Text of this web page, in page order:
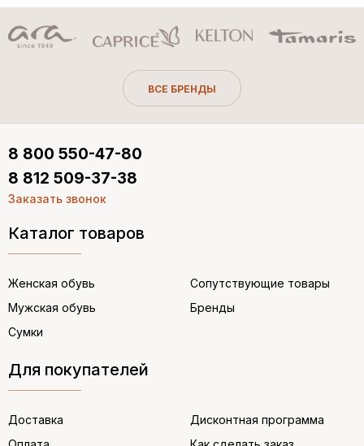
ВСЕ БРЕНДЫ
Каталог товаров
Женская обувь
Мужская обувь
Сумки
Сопутствующие товары
Бренды
Для покупателей
Доставка
Дисконтная программа
8 800 550-47-80
8 812 509-37-38
Заказать звонок